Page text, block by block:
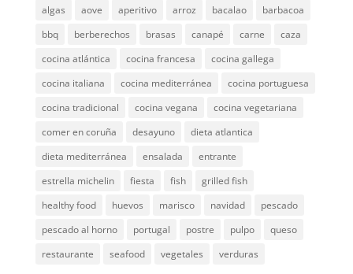
algas aove aperitivo arroz bacalao
barbacoa
bbq
berberechos brasas canapé carne
caza
cocina atlántica
cocina francesa
cocina gallega
cocina italiana
cocina mediterránea
cocina portuguesa
cocina tradicional
cocina vegana
cocina vegetariana
comer en coruña
desayuno
dieta atlantica
dieta mediterránea
ensalada
entrante
estrella michelin
fiesta fish
grilled fish
healthy food
huevos marisco navidad
pescado
pescado al horno
portugal postre pulpo
queso
restaurante
seafood vegetales verduras